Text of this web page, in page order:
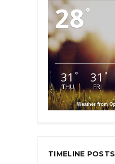
28°
31 °
THU
31°
FRI
Weather from
TIMELINE POSTS